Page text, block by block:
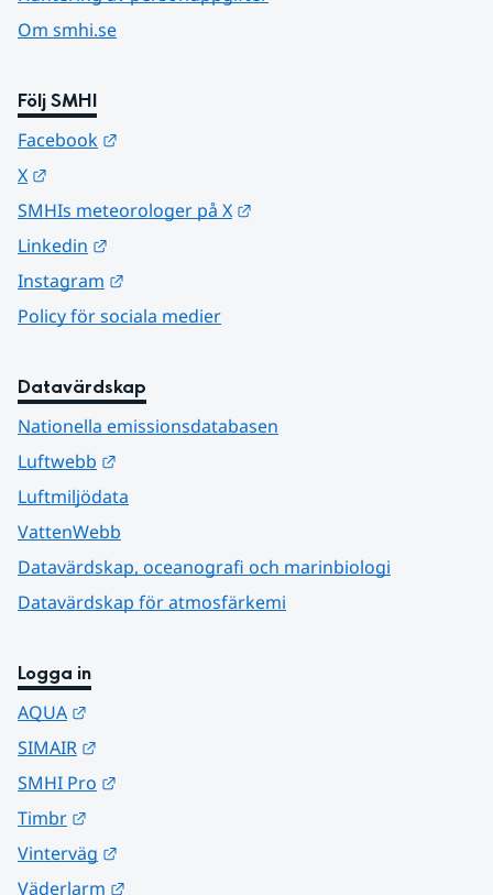
Om smhi.se
Följ SMHI
Facebook
X
SMHIs meteorologer på X
Linkedin
Instagram
Policy för sociala medier
Datavärdskap
Nationella emissionsdatabasen
Luftwebb
Luftmiljödata
VattenWebb
Datavärdskap, oceanografi och marinbiologi
Datavärdskap för atmosfärkemi
Logga in
AQUA
SIMAIR
SMHI Pro
Timbr
Vinterväg
Väderlarm